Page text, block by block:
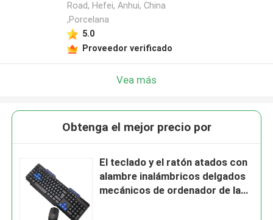
Road, Hefei, Anhui, China
,Porcelana
5.0
Proveedor verificado
Vea más
Obtenga el mejor precio por
El teclado y el ratón atados con
alambre inalámbricos delgados
mecánicos de ordenador de la